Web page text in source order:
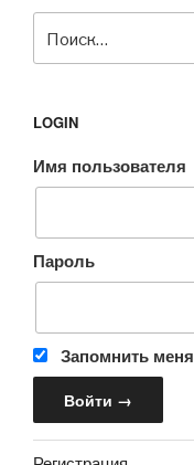
LOGIN
Имя пользователя
Пароль
Запомнить меня